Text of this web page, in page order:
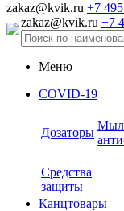
zakaz@kvik.ru +7
zakaz@kvik.ru +7
Меню
COVID-19
Дозаторы
Средства
защиты
Канцтовары